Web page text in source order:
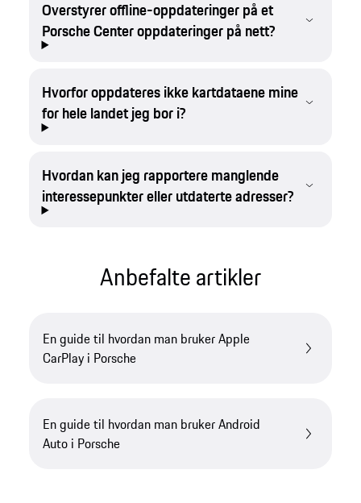
Overstyrer offline-oppdateringer på et
Porsche Center oppdateringer på nett?
Hvorfor oppdateres ikke kartdataene mine
for hele landet jeg bor i?
Hvordan kan jeg rapportere manglende
interessepunkter eller utdaterte adresser?
Anbefalte artikler
En guide til hvordan man bruker Apple
CarPlay i Porsche
En guide til hvordan man bruker Android
Auto i Porsche